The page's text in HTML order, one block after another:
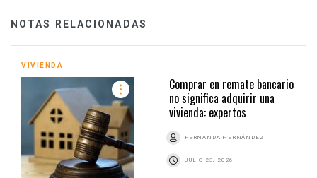
NOTAS RELACIONADAS
VIVIENDA
Comprar en remate bancario
no significa adquirir una
vivienda: expertos
FERNANDA HERNÁNDEZ
JULIO 23, 2026